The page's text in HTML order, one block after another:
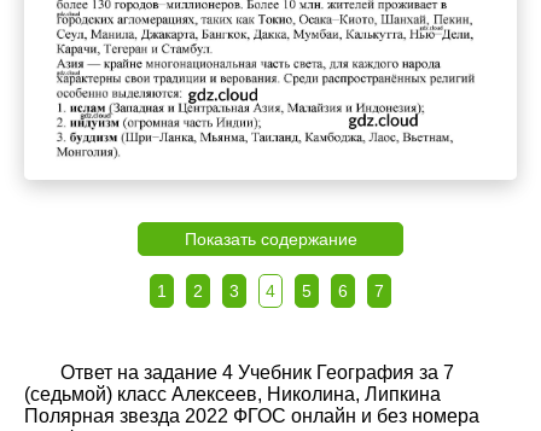
Показать содержание
1 2 3 4 5 6 7
Ответ на задание 4 Учебник География за 7
(седьмой) класс Алексеев, Николина, Липкина
Полярная звезда 2022 ФГОС онлайн и без номера